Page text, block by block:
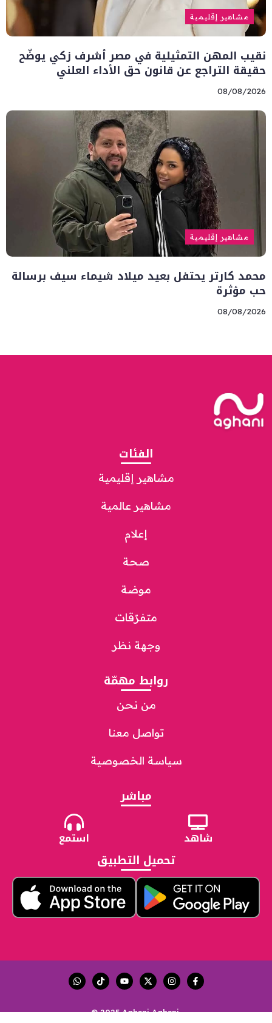
مشاهير إقليمية
نقيب المهن التمثيلية في مصر أشرف زكي يوضّح
حقيقة التراجع عن قانون حق الأداء العلني
08/08/2026
مشاهير إقليمية
محمد كارتر يحتفل بعيد ميلاد شيماء سيف برسالة
حب مؤثرة
08/08/2026
الفئات
مشاهير إقليمية
مشاهير عالمية
إعلام
صحة
موضة
متفرّقات
وجهة نظر
روابط مهمّة
من نحن
تواصل معنا
سياسة الخصوصية
مباشر
شاهد استمع
تحميل التطبيق
© 2025 Aghani Aghani.